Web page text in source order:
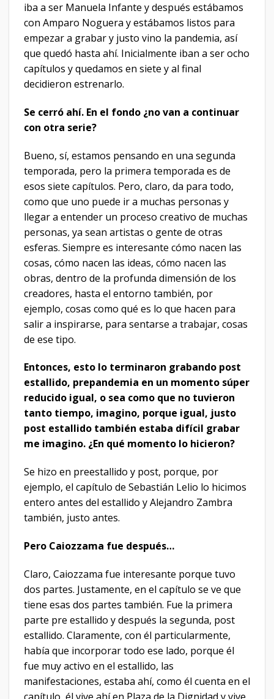
iba a ser Manuela Infante y después estábamos
con Amparo Noguera y estábamos listos para
empezar a grabar y justo vino la pandemia, así
que quedó hasta ahí. Inicialmente iban a ser ocho
capítulos y quedamos en siete y al final
decidieron estrenarlo.
Se cerró ahí. En el fondo ¿no van a continuar
con otra serie?
Bueno, sí, estamos pensando en una segunda
temporada, pero la primera temporada es de
esos siete capítulos. Pero, claro, da para todo,
como que uno puede ir a muchas personas y
llegar a entender un proceso creativo de muchas
personas, ya sean artistas o gente de otras
esferas. Siempre es interesante cómo nacen las
cosas, cómo nacen las ideas, cómo nacen las
obras, dentro de la profunda dimensión de los
creadores, hasta el entorno también, por
ejemplo, cosas como qué es lo que hacen para
salir a inspirarse, para sentarse a trabajar, cosas
de ese tipo.
Entonces, esto lo terminaron grabando post
estallido, prepandemia en un momento súper
reducido igual, o sea como que no tuvieron
tanto tiempo, imagino, porque igual, justo
post estallido también estaba difícil grabar
me imagino. ¿En qué momento lo hicieron?
Se hizo en preestallido y post, porque, por
ejemplo, el capítulo de Sebastián Lelio lo hicimos
entero antes del estallido y Alejandro Zambra
también, justo antes.
Pero Caiozzama fue después…
Claro, Caiozzama fue interesante porque tuvo
dos partes. Justamente, en el capítulo se ve que
tiene esas dos partes también. Fue la primera
parte pre estallido y después la segunda, post
estallido. Claramente, con él particularmente,
había que incorporar todo ese lado, porque él
fue muy activo en el estallido, las
manifestaciones, estaba ahí, como él cuenta en el